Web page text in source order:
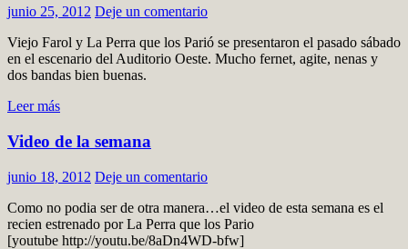
junio 25, 2012 Deje un comentario
Viejo Farol y La Perra que los Parió se presentaron el pasado sábado
en el escenario del Auditorio Oeste. Mucho fernet, agite, nenas y
dos bandas bien buenas.
Leer más
Video de la semana
junio 18, 2012 Deje un comentario
Como no podia ser de otra manera…el video de esta semana es el
recien estrenado por La Perra que los Pario
[youtube http://youtu.be/8aDn4WD-bfw]